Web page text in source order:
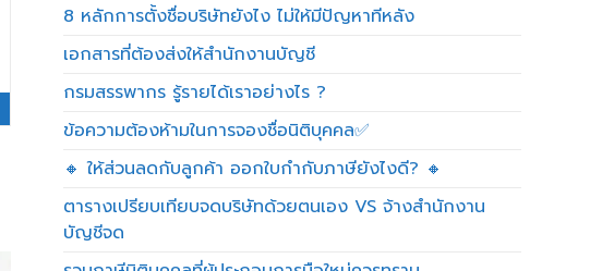
8 หลักการตั้งชื่อบริษัทยังไง ไม่ให้มีปัญหาทีหลัง
เอกสารที่ต้องส่งให้สำนักงานบัญชี
กรมสรรพากร รู้รายได้เราอย่างไร ?
ข้อความต้องห้ามในการจองชื่อนิติบุคคล✅
🔸 ให้ส่วนลดกับลูกค้า ออกใบกำกับภาษียังไงดี? 🔸
ตารางเปรียบเทียบจดบริษัทด้วยตนเอง VS จ้างสำนักงาน
บัญชีจด